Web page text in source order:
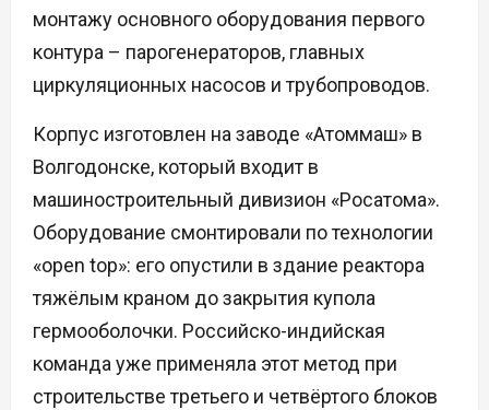
монтажу основного оборудования первого
контура – парогенераторов, главных
циркуляционных насосов и трубопроводов.
Корпус изготовлен на заводе «Атоммаш» в
Волгодонске, который входит в
машиностроительный дивизион «Росатома».
Оборудование смонтировали по технологии
«open top»: его опустили в здание реактора
тяжёлым краном до закрытия купола
гермооболочки. Российско-индийская
команда уже применяла этот метод при
строительстве третьего и четвёртого блоков